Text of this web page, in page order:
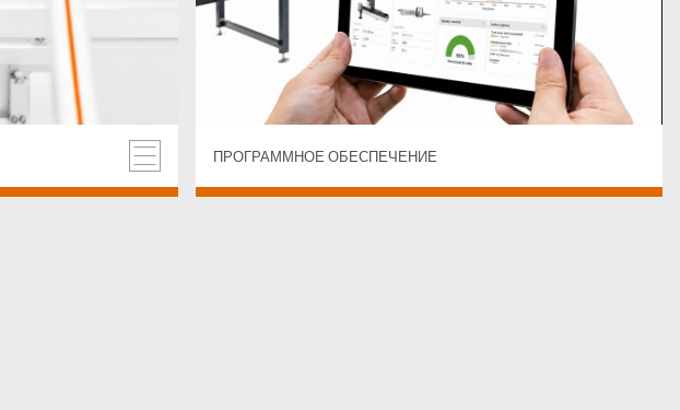
ПРОГРАММНОЕ ОБЕСПЕЧЕНИЕ